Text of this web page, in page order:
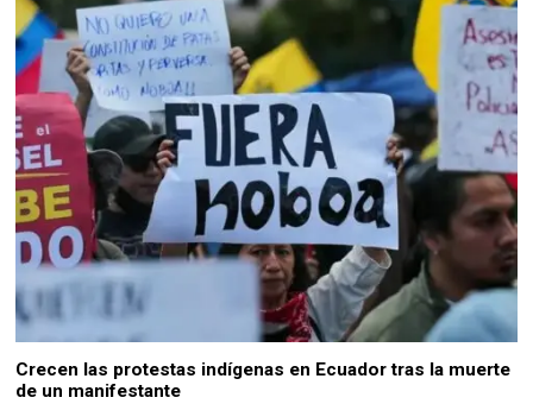
Crecen las protestas indígenas en Ecuador tras la muerte
de un manifestante